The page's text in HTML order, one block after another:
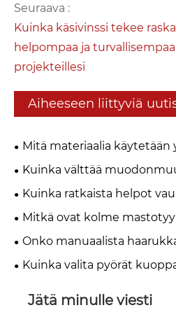
Seuraava :
Kuinka käsivinssi tekee
helpompaa ja
projekteillesi
Aiheeseen liittyviä
Mitä materiaalia käytetään
hydraulisissa
Kuinka välttää
käsittelyn aikana? Uusi
Kuinka ratkaista helpot
tehokkuus
käsikäyttöinen
teollisuuden ongelmat
Mitkä ovat kolme
hydraulisille pinottajat?
Onko manuaalista
käyttää?
Kuinka valita pyörät
Jätä minulle viesti